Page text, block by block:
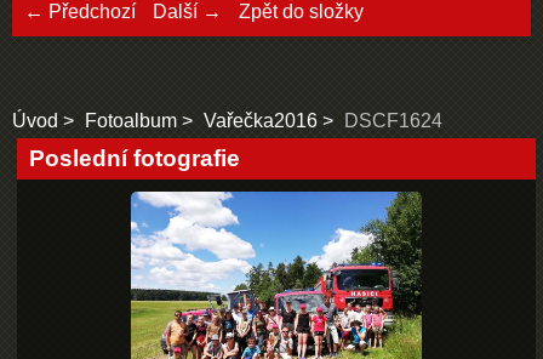
← Předchozí Další → Zpět do složky
Úvod Fotoalbum Vařečka2016 DSCF1624
Poslední fotografie